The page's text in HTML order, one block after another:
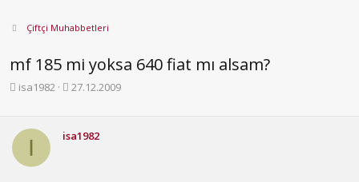
Çiftçi Muhabbetleri
mf 185 mi yoksa 640 fiat mı alsam?
K
b
y
isa1982
B
a
27.12.2009
I isa1982